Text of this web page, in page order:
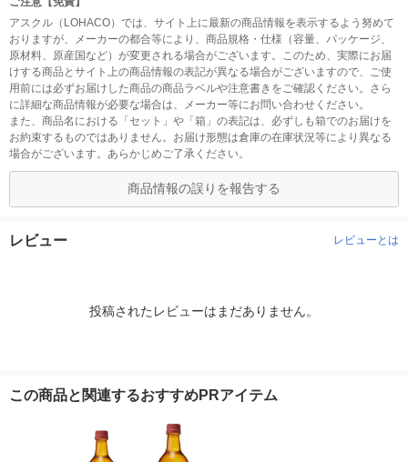
アスクル（LOHACO）では、サイト上に最新の商品情報を表示するよう努めて
おりますが、メーカーの都合等により、商品規格・仕様（容量、パッケージ、
原材料、原産国など）が変更される場合がございます。このため、実際にお届
けする商品とサイト上の商品情報の表記が異なる場合がございますので、ご使
用前には必ずお届けした商品の商品ラベルや注意書きをご確認ください。さら
に詳細な商品情報が必要な場合は、メーカー等にお問い合わせください。
また、商品名における「セット」や「箱」の表記は、必ずしも箱でのお届けを
お約束するものではありません。お届け形態は倉庫の在庫状況等により異なる
場合がございます。あらかじめご了承ください。
商品情報の誤りを報告する
レビュー レビューとは
投稿されたレビューはまだありません。
この商品と関連するおすすめPRアイテム